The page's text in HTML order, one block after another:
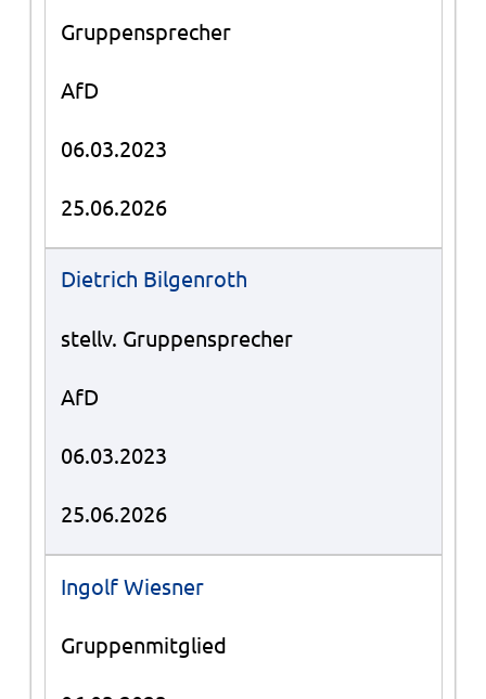
Gruppensprecher
AfD
06.03.2023
25.06.2026
Dietrich Bilgenroth
stellv. Gruppensprecher
AfD
06.03.2023
25.06.2026
Ingolf Wiesner
Gruppenmitglied